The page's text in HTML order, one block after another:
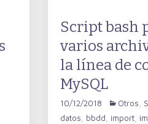
Script bash
varios
la línea de
MySQL
10/12/2018 Otros
datos
bbdd import